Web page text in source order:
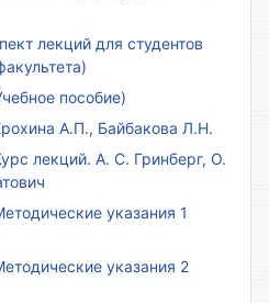
лекций для студентов
пособие)
А.П., Байбакова Л.Н.
лекций. А. С. Гринберг, О.
указания 1
указания 2